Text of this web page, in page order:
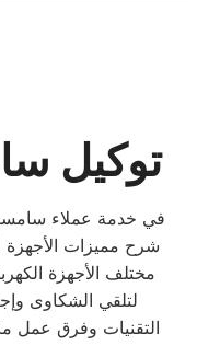
توكيل
في خدمة عملاء
شرح مميزات الأجهزة
لتلقي الشكاوى
التقنيات وفرق عمل